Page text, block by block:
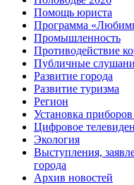
Помощь юриста
Программа
Промышленность
Противодействие
Публичные
Развитие города
Развитие туризма
Регион
Установка приборов
Цифровое
Экология
Выступления,
города
Архив новостей